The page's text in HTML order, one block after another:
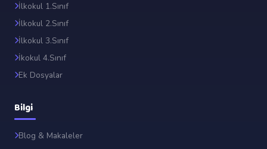
İlkokul 1.Sınıf
İlkokul 2.Sınıf
İlkokul 3.Sınıf
İkokul 4.Sınıf
Ek Dosyalar
Bilgi
Blog & Makaleler